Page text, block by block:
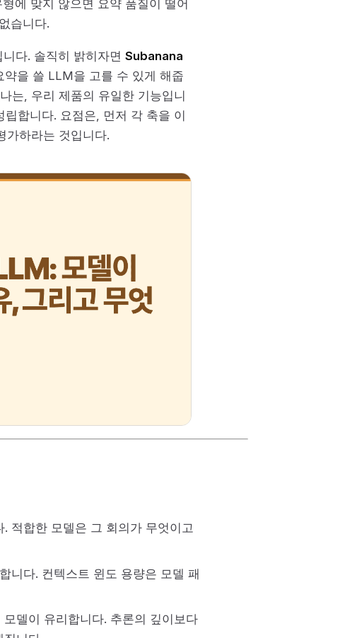
에 맞지 않으면 요약 품질이 떨어
습니다.
다. 솔직히 밝히자면 Subanana
을 쓸 LLM을 고를 수 있게 해줍
는, 우리 제품의 유일한 기능입니
합니다. 요점은, 먼저 각 축을 이
가하라는 것입니다.
적합한 모델은 그 회의가 무엇이고
니다. 컨텍스트 윈도 용량은 모델 패
델이 유리합니다. 추론의 깊이보다